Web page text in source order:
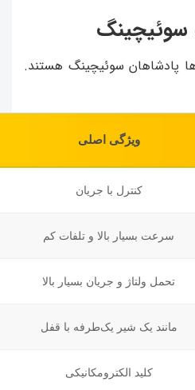
سوئیچینگ
پادشاهان سوئیچینگ هستند.
ویژگی اصلی
کنترل با جریان
سرعت بسیار بالا و تلفات کم
تحمل ولتاژ و جریان بسیار بالا
مانند یک شیر یک‌طرفه با قفل
کلید الکترومکانیکی